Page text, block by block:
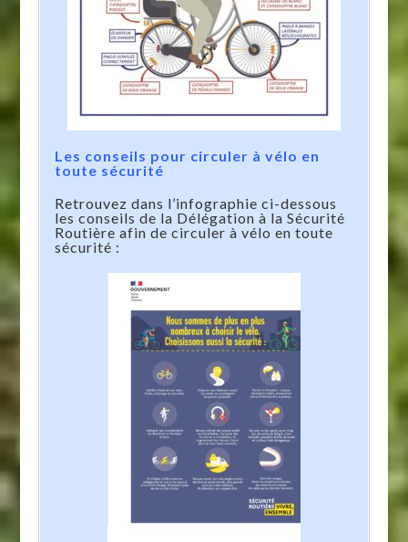
Les conseils pour circuler à vélo en
toute sécurité
Retrouvez dans l’infographie ci-dessous
les conseils de la Délégation à la Sécurité
Routière afin de circuler à vélo en toute
sécurité :